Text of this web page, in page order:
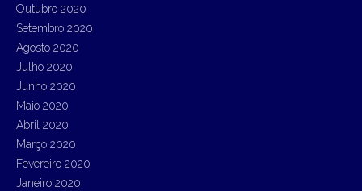
Outubro 2020
Setembro 2020
Agosto 2020
Julho 2020
Junho 2020
Maio 2020
Abril 2020
Março 2020
Fevereiro 2020
Janeiro 2020